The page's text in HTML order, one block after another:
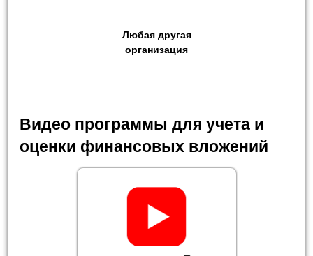
Любая другая
организация
Видео программы для учета и
оценки финансовых вложений